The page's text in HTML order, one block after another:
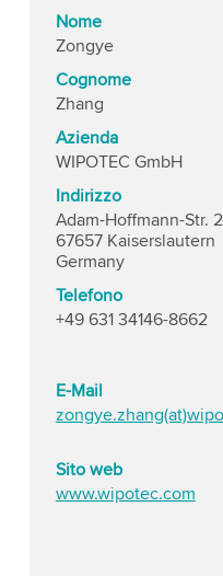
Nome
Zongye
Cognome
Zhang
Azienda
WIPOTEC GmbH
Indirizzo
Adam-Hoffmann-Str.
67657 Kaiserslautern
Germany
Telefono
+49 631 34146-8662
E-Mail
Sito web
www.wipotec.com